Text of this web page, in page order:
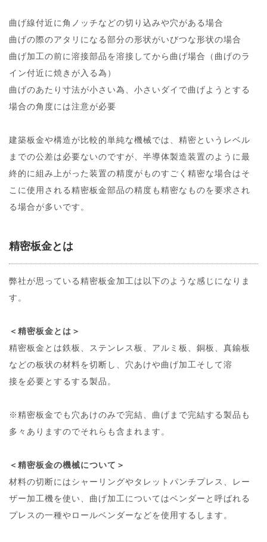
曲げ線付近に角ノッチなどの切り込みや穴がある場合
曲げの際のアタリになる部分の形状がいびつな形状の場合
曲げ加工の前に溶接部品を溶接してから曲げ場合（曲げのラ
イン付近に焼きが入る為）
曲げのあたり寸法が小さい為、小さいダイで曲げようとする
場合の角度には注意が必要
建築板金や構造が比較的単純な機械では、精密というレベル
までの公差は必要ないのですが、半導体製造装置のように最
終的に組み上がった装置の精度がものすごく精密な場合はそ
こに使用される精密板金部品の精度も精密なものを要求され
る場合が多いです。
精密板金とは
弊社が思っている精密板金加工は以下のような感じになりま
す。
＜精密板金とは＞
精密板金とは鉄板、ステンレス板、アルミ板、銅板、真鍮板
などの板状の材料を切断し、穴あけや曲げ加工そして溶
接を必要とするする製品。
※精密板金でも穴あけのみで完結、曲げまで完結する製品も
多々ありますのでそれらも含まれます。
＜精密板金の機械について＞
材料の切断にはシャーリングやタレットパンチプレス、レー
ザー加工機を使い、曲げ加工についてはベンダーと呼ばれる
プレスの一種やロールベンダーなどを使用するします。